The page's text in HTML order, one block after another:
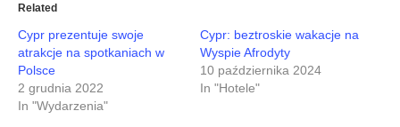
Related
Cypr prezentuje swoje
atrakcje na spotkaniach w
Polsce
2 grudnia 2022
In "Wydarzenia"
Cypr: beztroskie wakacje na
Wyspie Afrodyty
10 października 2024
In "Hotele"